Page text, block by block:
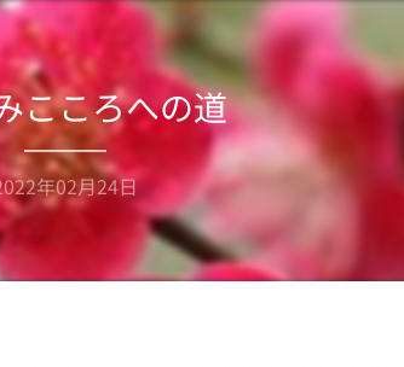
こころへの道
年02月24日